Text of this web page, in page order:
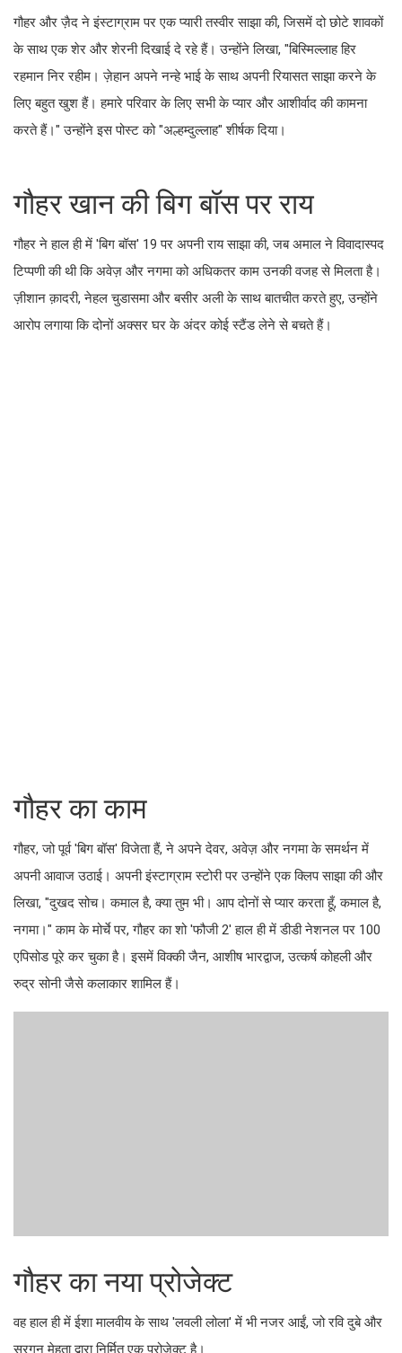
गौहर और ज़ैद ने इंस्टाग्राम पर एक प्यारी तस्वीर साझा की, जिसमें दो छोटे शावकों
के साथ एक शेर और शेरनी दिखाई दे रहे हैं। उन्होंने लिखा, "बिस्मिल्लाह हिर
रहमान निर रहीम। ज़ेहान अपने नन्हे भाई के साथ अपनी रियासत साझा करने के
लिए बहुत खुश हैं। हमारे परिवार के लिए सभी के प्यार और आशीर्वाद की कामना
करते हैं।" उन्होंने इस पोस्ट को "अल्हम्दुल्लाह" शीर्षक दिया।
गौहर खान की बिग बॉस पर राय
गौहर ने हाल ही में 'बिग बॉस' 19 पर अपनी राय साझा की, जब अमाल ने विवादास्पद
टिप्पणी की थी कि अवेज़ और नगमा को अधिकतर काम उनकी वजह से मिलता है।
ज़ीशान क़ादरी, नेहल चुडासमा और बसीर अली के साथ बातचीत करते हुए, उन्होंने
आरोप लगाया कि दोनों अक्सर घर के अंदर कोई स्टैंड लेने से बचते हैं।
गौहर का काम
गौहर, जो पूर्व 'बिग बॉस' विजेता हैं, ने अपने देवर, अवेज़ और नगमा के समर्थन में
अपनी आवाज उठाई। अपनी इंस्टाग्राम स्टोरी पर उन्होंने एक क्लिप साझा की और
लिखा, "दुखद सोच। कमाल है, क्या तुम भी। आप दोनों से प्यार करता हूँ, कमाल है,
नगमा।" काम के मोर्चे पर, गौहर का शो 'फौजी 2' हाल ही में डीडी नेशनल पर 100
एपिसोड पूरे कर चुका है। इसमें विक्की जैन, आशीष भारद्वाज, उत्कर्ष कोहली और
रुद्र सोनी जैसे कलाकार शामिल हैं।
गौहर का नया प्रोजेक्ट
वह हाल ही में ईशा मालवीय के साथ 'लवली लोला' में भी नजर आईं, जो रवि दुबे और
सरगुन मेहता द्वारा निर्मित एक प्रोजेक्ट है।